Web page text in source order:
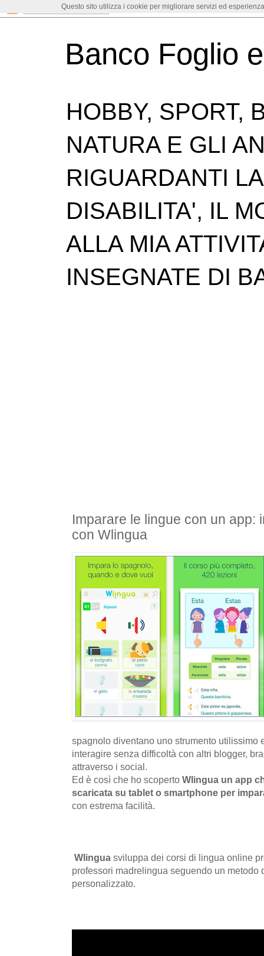
Banco Foglio
HOBBY, SPORT,
NATURA E GLI
RIGUARDANTI
DISABILITA', IL
ALLA MIA
INSEGNATE DI
Imparare le lingue con un app:
con Wlingua
spagnolo diventano uno strumento utilissimo
interagire senza difficoltà con altri blogger,
attraverso i social.
Ed è così che ho scoperto Wlingua un app
scaricata su tablet o smartphone per
con estrema facilità.
Wlingua sviluppa dei corsi di lingua online
professori madrelingua seguendo un metodo
personalizzato.
Questo sito utilizza i cookie per migliorare servizi ed